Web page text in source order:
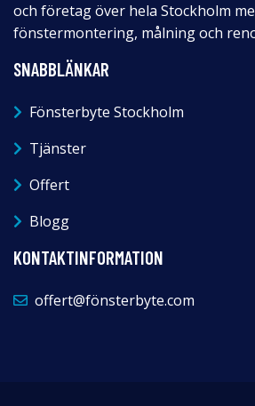
och företag över hela Stockholm
fönstermontering, målning och
SNABBLÄNKAR
Fönsterbyte Stockholm
Tjänster
Offert
Blogg
KONTAKTINFORMATION
offert@fönsterbyte.com